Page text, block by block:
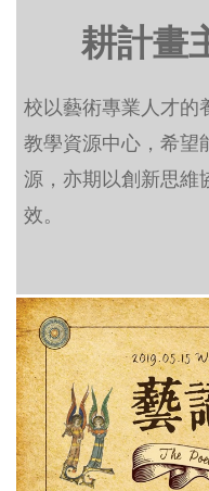
耕計畫
校以藝術專業人才的
教學資源中心，希望
源，亦期以創新思維
效。